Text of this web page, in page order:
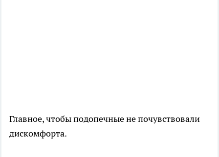
Главное, чтобы подопечные не почувствовали
дискомфорта.